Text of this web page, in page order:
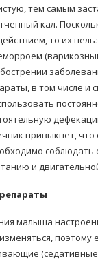
тем самым
кал.
то их
в том числе и
привыкнет,
соблюдать
и
малыша
поэтому